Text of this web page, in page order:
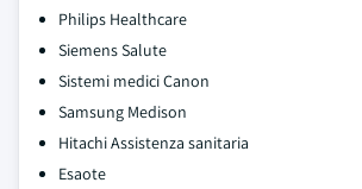
Philips Healthcare
Siemens Salute
Sistemi medici Canon
Samsung Medison
Hitachi Assistenza sanitaria
Esaote